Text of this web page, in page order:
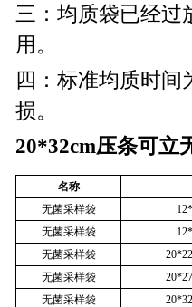
三：均质袋已经过
用。
四：标准均质时间
损。
20*32cm压条可立
名称
无菌采样袋
无菌采样袋
无菌采样袋
无菌采样袋
无菌采样袋